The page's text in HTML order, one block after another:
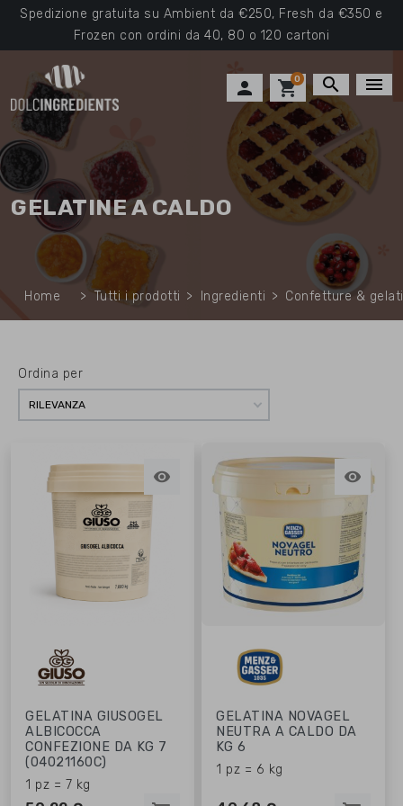
Spedizione gratuita su Ambient da €250, Fresh da €350 e
Frozen con ordini da 40, 80 o 120 cartoni
 shopping_cart0 search menu
GELATINE A CALDO
Home Tutti i prodotti Ingredienti Confetture &
Ordina per
RILEVANZA

GELATINA GIUSOGEL
ALBICOCCA
CONFEZIONE DA KG 7
(04021160C)
1 pz = 7 kg

GELATINA NOVAGEL
NEUTRA A CALDO DA
KG 6
1 pz = 6 kg